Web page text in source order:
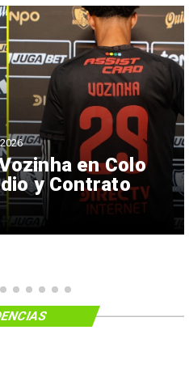
en Colo
y Contrato